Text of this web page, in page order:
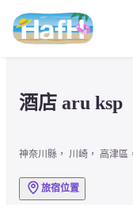
酒店 aru ksp
神奈川縣， 川崎， 高津區
旅宿位置